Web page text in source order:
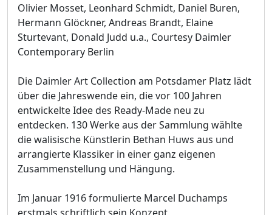
Olivier Mosset, Leonhard Schmidt, Daniel Buren,
Hermann Glöckner, Andreas Brandt, Elaine
Sturtevant, Donald Judd u.a., Courtesy Daimler
Contemporary Berlin
Die Daimler Art Collection am Potsdamer Platz lädt
über die Jahreswende ein, die vor 100 Jahren
entwickelte Idee des Ready-Made neu zu
entdecken. 130 Werke aus der Sammlung wählte
die walisische Künstlerin Bethan Huws aus und
arrangierte Klassiker in einer ganz eigenen
Zusammenstellung und Hängung.
Im Januar 1916 formulierte Marcel Duchamps